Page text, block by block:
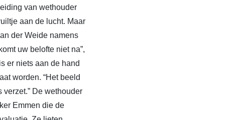
van wethouder
aan de lucht. Maar
der Weide namens
uw belofte niet na”,
er niets aan de hand
worden. “Het beeld
De wethouder
Emmen die de